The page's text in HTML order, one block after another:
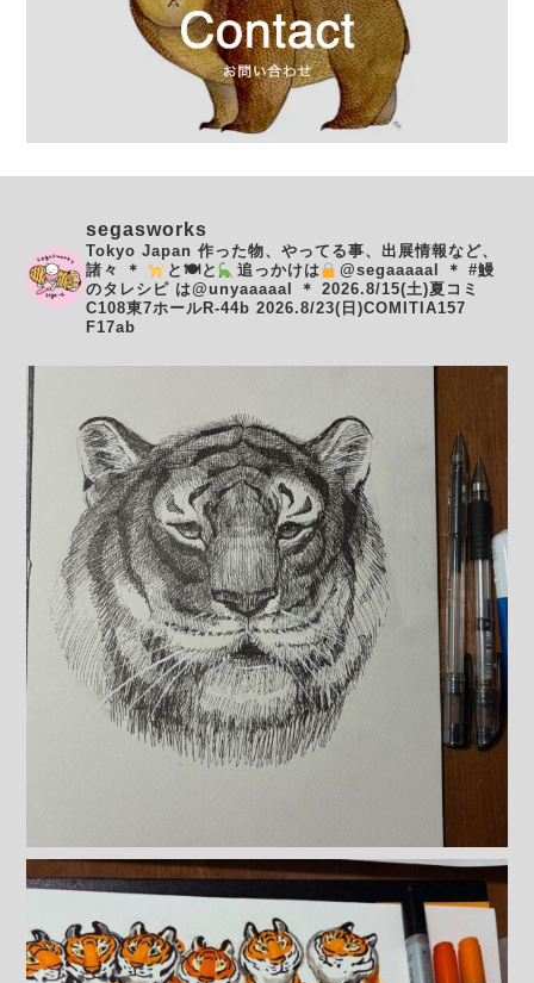
segasworks
Tokyo Japan 作った物、やってる事、出展情報など、
諸々
＊ と🍽と 追っかけは @segaaaaal ＊ #鰻
のタレシピ は@unyaaaaal
＊ 2026.8/15(土)夏コミ
C108東7ホールR-44b 2026.8/23(日)COMITIA157
F17ab